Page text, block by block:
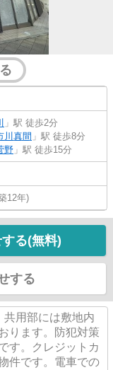
」駅 徒歩2分
川真間 」駅 徒歩8分
野 」駅 徒歩15分
12年)
る(無料)
する
共用部には敷地内
ります。防犯対策
す。クレジットカ
件です。電車での